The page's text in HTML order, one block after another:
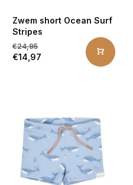
Zwem short Ocean Surf
Stripes
€24,95
€14,97